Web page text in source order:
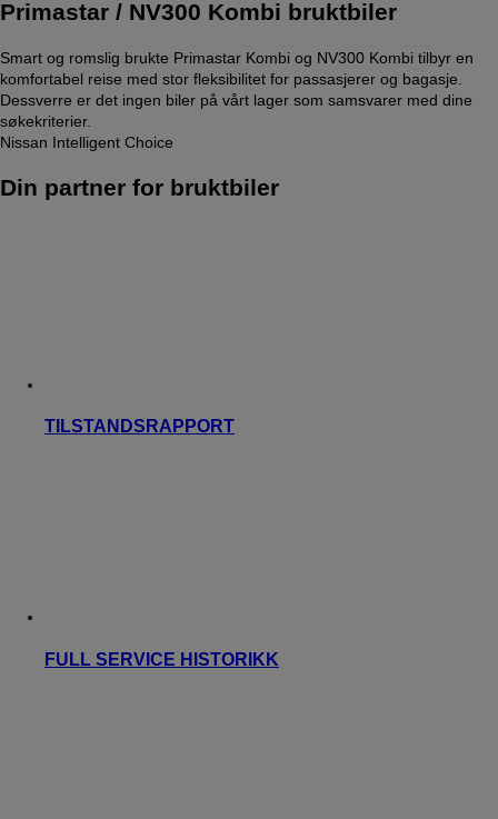
Primastar / NV300 Kombi bruktbiler
Smart og romslig brukte Primastar Kombi og NV300 Kombi tilbyr en
komfortabel reise med stor fleksibilitet for passasjerer og bagasje.
Dessverre er det ingen biler på vårt lager som samsvarer med dine
søkekriterier.
Nissan Intelligent Choice
Din partner for bruktbiler
TILSTANDSRAPPORT
FULL SERVICE HISTORIKK